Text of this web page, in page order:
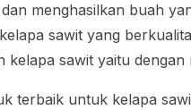
menghasilkan buah
sawit yang
kelapa sawit yaitu
terbaik untuk kelapa